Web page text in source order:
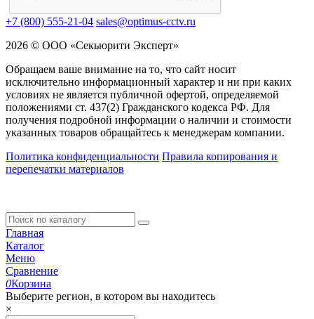
+7 (800) 555-21-04 sales@optimus-cctv.ru
2026 © ООО «Секьюрити Эксперт»
Обращаем ваше внимание на то, что сайт носит
исключительно информационный характер и ни при каких
условиях не является публичной офертой, определяемой
положениями ст. 437(2) Гражданского кодекса РФ. Для
получения подробной информации о наличии и стоимости
указанных товаров обращайтесь к менеджерам компании.
Политика конфиденциальности Правила копирования и
перепечатки материалов
Главная
Каталог
Меню
Сравнение
0Корзина
Выберите регион, в котором вы находитесь
×